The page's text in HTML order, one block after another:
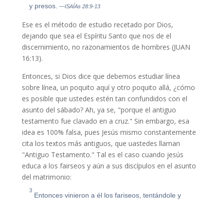
y presos.
—ISAÍAs 28:9-13
Ese es el método de estudio recetado por Dios,
dejando que sea el Espíritu Santo que nos de el
discernimiento, no razonamientos de hombres (JUAN
16:13).
Entonces, si Dios dice que debemos estudiar línea
sobre línea, un poquito aquí y otro poquito allá, ¿cómo
es posible que ustedes estén tan confundidos con el
asunto del sábado? Ah, ya se, "porque el antiguo
testamento fue clavado en a cruz." Sin embargo, esa
idea es 100% falsa, pues Jesús mismo constantemente
cita los textos más antiguos, que uastedes llaman
"Antiguo Testamento." Tal es el caso cuando jesús
educa a los fairseos y aún a sus discípulos en el asunto
del matrimonio:
3
Entonces vinieron a él los fariseos, tentándole y